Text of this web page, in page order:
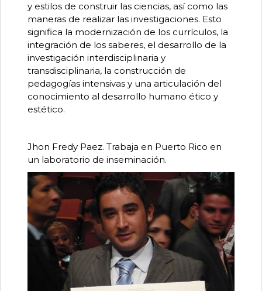
y estilos de construir las ciencias, así como las
maneras de realizar las investigaciones. Esto
significa la modernización de los currículos, la
integración de los saberes, el desarrollo de la
investigación interdisciplinaria y
transdisciplinaria, la construcción de
pedagogías intensivas y una articulación del
conocimiento al desarrollo humano ético y
estético.
Jhon Fredy Paez. Trabaja en Puerto Rico en
un laboratorio de inseminación.